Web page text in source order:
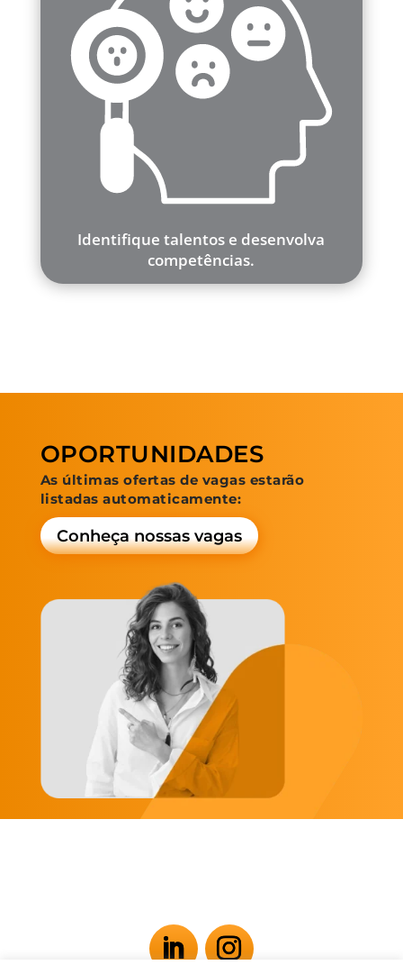
Identifique talentos e desenvolva
competências.
OPORTUNIDADES
As últimas ofertas de vagas estarão
listadas automaticamente:
Conheça nossas vagas